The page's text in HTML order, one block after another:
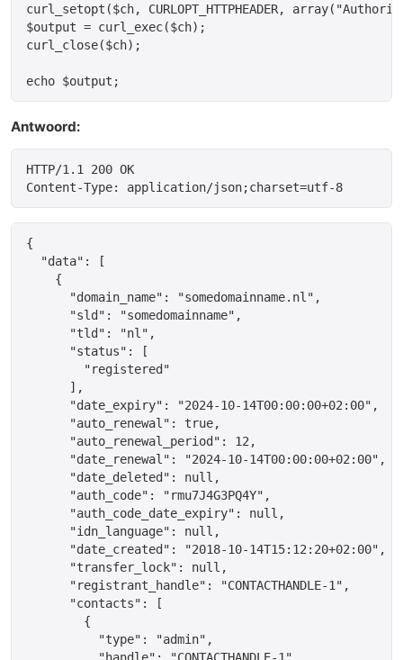
curl_setopt($ch, CURLOPT_HTTPHEADER,
$output = curl_exec($ch);
curl_close($ch);
echo $output;
Antwoord:
HTTP/1.1 200 OK
{
  "data": [
    {
      "domain_name": "somedomainname.nl",
      "sld": "somedomainname",
      "tld": "nl",
      "status": [
        "registered"
      ],
      "date_expiry": "2024-10-14T00:00:00+02:00",
      "auto_renewal": true,
      "auto_renewal_period": 12,
      "date_renewal": "2024-10-14T00:00:00+02:00",
      "date_deleted": null,
      "auth_code": "rmu7J4G3PQ4Y",
      "auth_code_date_expiry": null,
      "idn_language": null,
      "date_created": "2018-10-14T15:12:20+02:00",
      "transfer_lock": null,
      "registrant_handle": "CONTACTHANDLE-1",
      "contacts": [
        {